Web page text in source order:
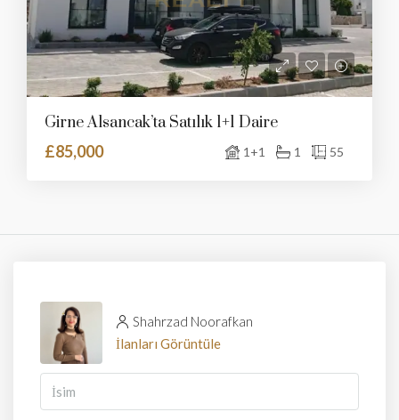
Girne Alsancak’ta Satılık 1+1 Daire
£85,000
1+1 1 55
Shahrzad Noorafkan
İlanları Görüntüle